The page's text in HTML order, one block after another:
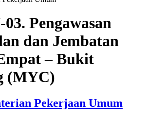
Pengawasan
dan Jembatan
– Bukit
(MYC)
Pekerjaan Umum